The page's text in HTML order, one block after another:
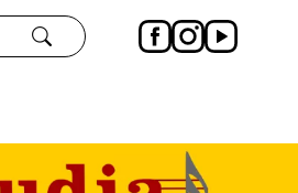
Rechercher